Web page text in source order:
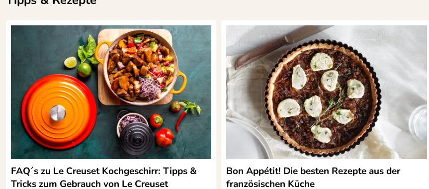
FAQ´s zu Le Creuset Kochgeschirr: Tipps &
Tricks zum Gebrauch von Le Creuset
Bon Appétit! Die besten Rezepte aus der
französischen Küche